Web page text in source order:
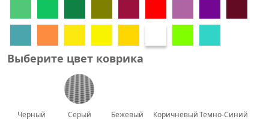
Выберите цвет коврика
Черный Серый Бежевый КоричневыйТемно-Синий